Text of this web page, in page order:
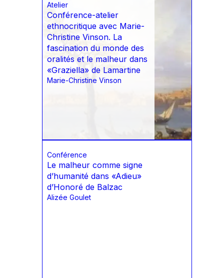
Atelier
Conférence-atelier
ethnocritique avec Marie-
Christine Vinson. La
fascination du monde des
oralités et le malheur dans
«Graziella» de Lamartine
Marie-Christine Vinson
Conférence
Le malheur comme signe
d’humanité dans «Adieu»
d’Honoré de Balzac
Alizée Goulet